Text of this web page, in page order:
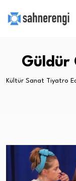
Güldür
Kültür Sanat Tiyatro